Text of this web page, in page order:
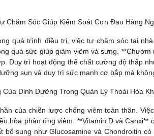
Chăm Sóc Giúp Kiểm Soát Cơn Đau Hàng
quá trình điều trị, việc tự chăm sóc tại
quá sức giúp giảm viêm và sưng.
Duy trì hoạt động thể chất cường độ thấp
sụn và duy trì sức mạnh cơ bắp mà
Của Dinh Dưỡng Trong Quản Lý Thoái Hóa
của chiến lược chống viêm toàn thân.
hòa phản ứng viêm. **Vitamin D và
bổ sung như Glucosamine và Chondroitin